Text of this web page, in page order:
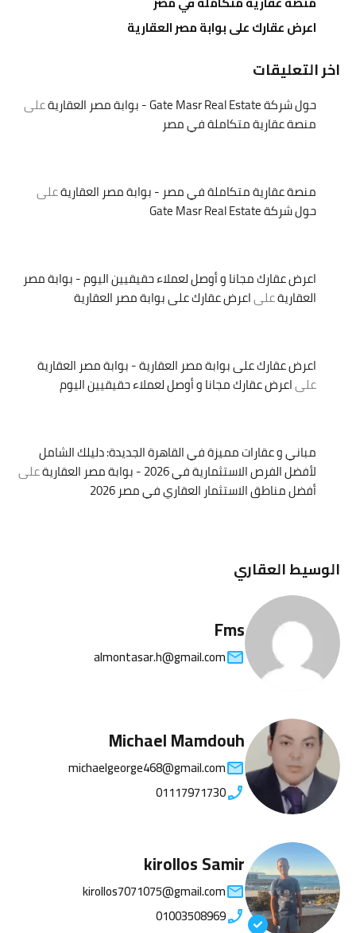
اعرض عقارك على بوابة مصر العقارية
اخر التعليقات
حول شركة Gate Masr Real Estate - بوابة مصر العقارية
على
منصة عقارية متكاملة في مصر
منصة عقارية متكاملة في مصر - بوابة مصر العقاريةعلى
حول شركة Gate Masr Real Estate
اعرض عقارك مجانا و أوصل لعملاء حقيقيين اليوم - بوابة مصر
العقاريةعلىاعرض عقارك على بوابة مصر العقارية
اعرض عقارك على بوابة مصر العقارية - بوابة مصر العقارية
علىاعرض عقارك مجانا و أوصل لعملاء حقيقيين اليوم
مباني و عقارات مميزة في القاهرة الجديدة: دليلك الشامل
لأفضل الفرص الاستثمارية في 2026 - بوابة مصر العقارية
على
أفضل مناطق الاستثمار العقاري في مصر 2026
الوسيط العقاري
Fms
almontasar.h@gmail.com
Michael Mamdouh
michaelgeorge468@gmail.com
01117971730
kirollos Samir
kirollos7071075@gmail.com
01003508969